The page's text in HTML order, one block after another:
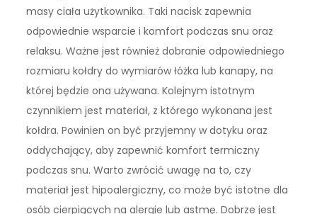
masy ciała użytkownika. Taki nacisk zapewnia
odpowiednie wsparcie i komfort podczas snu oraz
relaksu. Ważne jest również dobranie odpowiedniego
rozmiaru kołdry do wymiarów łóżka lub kanapy, na
której będzie ona używana. Kolejnym istotnym
czynnikiem jest materiał, z którego wykonana jest
kołdra. Powinien on być przyjemny w dotyku oraz
oddychający, aby zapewnić komfort termiczny
podczas snu. Warto zwrócić uwagę na to, czy
materiał jest hipoalergiczny, co może być istotne dla
osób cierpiących na alergie lub astmę. Dobrze jest